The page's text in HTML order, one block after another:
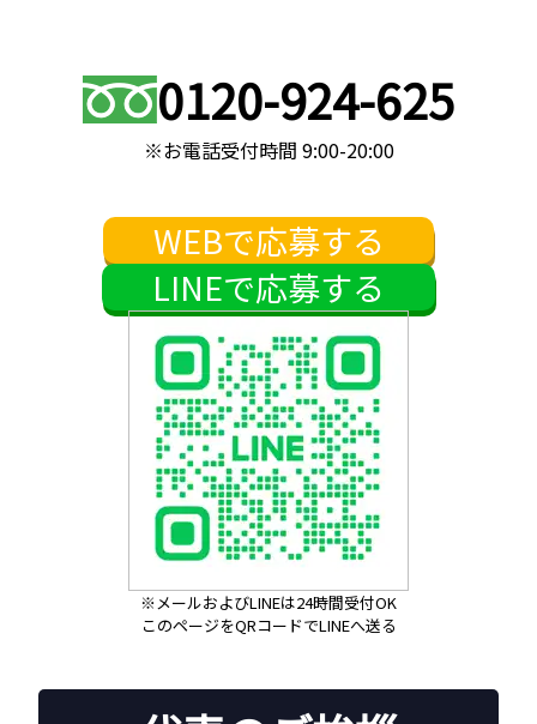
0120-924-625
※お電話受付時間 9:00-20:00
WEBで応募する
LINEで応募する
※メールおよびLINEは24時間受付OK
このページをQRコードでLINEへ送る